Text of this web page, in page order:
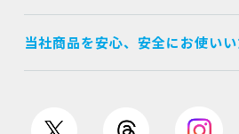
当社商品を安心、安全にお使い